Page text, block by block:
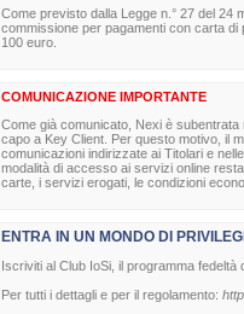
Come previsto dalla Legge n.° 27 del 24
commissione per pagamenti con carta
100 euro.
COMUNICAZIONE IMPORTANTE
Come già comunicato, Nexi è
capo a Key Client. Per questo motivo, il
comunicazioni indirizzate ai Titolari e
modalità di accesso ai servizi online
carte, i servizi erogati, le condizioni
ENTRA IN UN MONDO DI
Iscriviti al Club IoSi, il programma
Per tutti i dettagli e per il regolamento: